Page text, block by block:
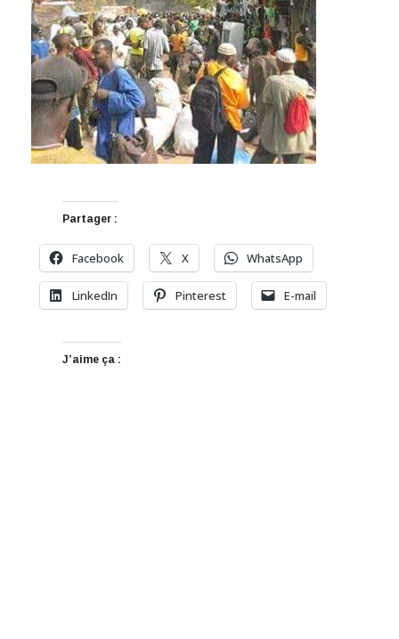
Partager :
Facebook X WhatsApp
LinkedIn Pinterest E-mail
J’aime ça :